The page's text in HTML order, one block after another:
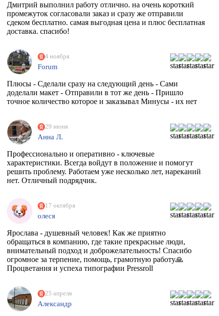
Дмитрий выполнил работу отлично. на очень короткий
промежуток согласовали заказ и сразу же отправили
сдеком бесплатно. самая выгодная цена и плюс бесплатная
доставка. спасибо!
4 ноября
Forum
Плюсы - Сделали сразу на следующий день - Сами
доделали макет - Отправили в тот же день - Пришло
точное количество которое и заказывал Минусы - их нет
29 июня
Анна Л.
Профессионально и оперативно - ключевые
характеристики. Всегда войдут в положение и помогут
решить проблему. Работаем уже несколько лет, нареканий
нет. Отличный подрядчик.
17 октября
олеся
Ярослава - душевный человек! Как же приятно
обращаться в компанию, где такие прекрасные люди,
внимательный подход и доброжелательность! Спасибо
огромное за терпение, помощь, грамотную работу🙏
Процветания и успеха типографии Pressroll
25 апреля
Александр